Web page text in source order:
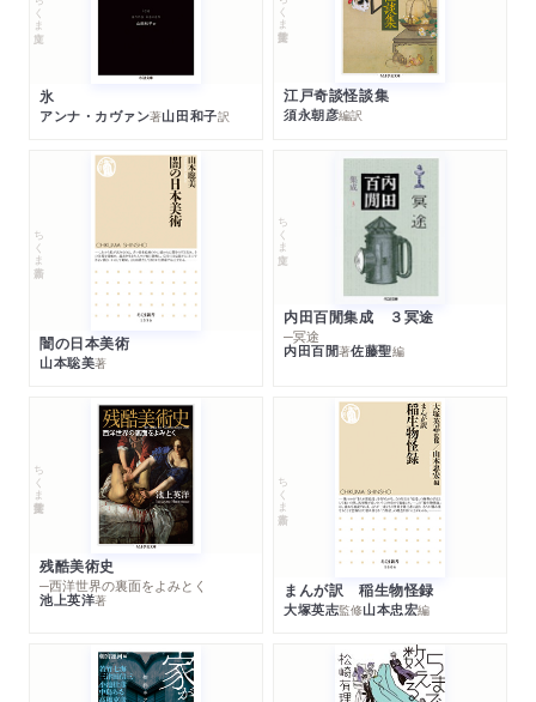
氷
アンナ・カヴァン著山田和子訳
江戸奇談怪談集
須永朝彦編訳
ちくま新書
闇の日本美術
山本聡美著
ちくま文庫
内田百閒集成 ３冥途
─冥途
内田百閒著佐藤聖編
ちくま学芸文庫
残酷美術史
─西洋世界の裏面をよみとく
池上英洋著
ちくま新書
まんが訳 稲生物怪録
大塚英志監修山本忠宏編